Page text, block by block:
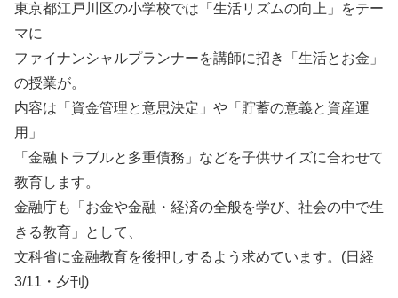
東京都江戸川区の小学校では「生活リズムの向上」をテー
マに
ファイナンシャルプランナーを講師に招き「生活とお金」
の授業が。
内容は「資金管理と意思決定」や「貯蓄の意義と資産運
用」
「金融トラブルと多重債務」などを子供サイズに合わせて
教育します。
金融庁も「お金や金融・経済の全般を学び、社会の中で生
きる教育」として、
文科省に金融教育を後押しするよう求めています。(日経
3/11・夕刊)